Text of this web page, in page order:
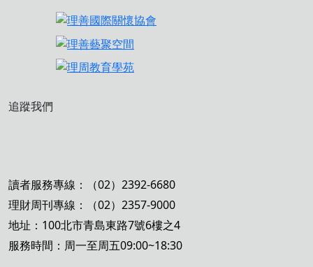
追蹤我們
讀者服務專線：（02）2392-6680
理財周刊專線：（02）2357-9000
地址：100北市青島東路7號6樓之4
服務時間：周一至周五09:00~18:30